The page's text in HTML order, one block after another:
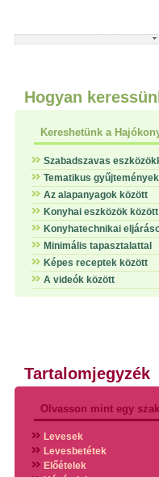
Hogyan
Kereshetünk a
Szabadszavas
Tematikus
Az alapanyagok között
Konyhai eszközök között
Konyhatechnikai
Minimális tapasztalattal
Képes receptek között
A videók között
Tartalomjegyzék
Olvasson mint egy
Levesek
Levesbetétek
Előételek